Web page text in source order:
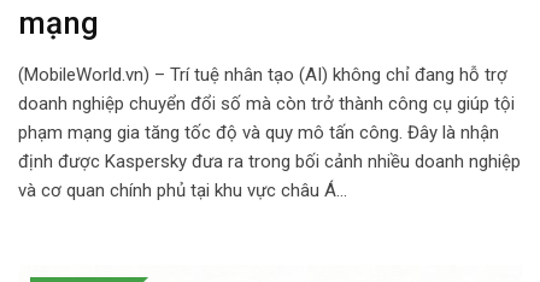
mạng
(MobileWorld.vn) – Trí tuệ nhân tạo (AI) không chỉ đang hỗ trợ
doanh nghiệp chuyển đổi số mà còn trở thành công cụ giúp tội
phạm mạng gia tăng tốc độ và quy mô tấn công. Đây là nhận
định được Kaspersky đưa ra trong bối cảnh nhiều doanh nghiệp
và cơ quan chính phủ tại khu vực châu Á…